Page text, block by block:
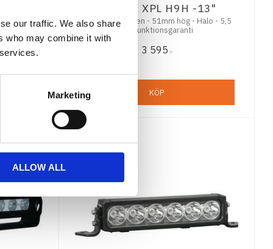
our traffic. We also share
who may combine it with
Marketing
ALLOW ALL
Vision X XPL H9H -13"
13" - 4815 lumen - 51mm hög - Halo - 5,5
års funktionsgaranti
3 595 :-
KÖP